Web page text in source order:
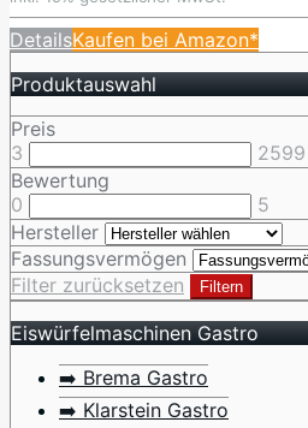
DetailsKaufen bei Amazon*
Produktauswahl
Preis
3
2599
Bewertung
0
5
Hersteller
Fassungsvermögen
Filter zurücksetzen
Filtern
Eiswürfelmaschinen Gastro
➡️ Brema Gastro
➡️ Klarstein Gastro